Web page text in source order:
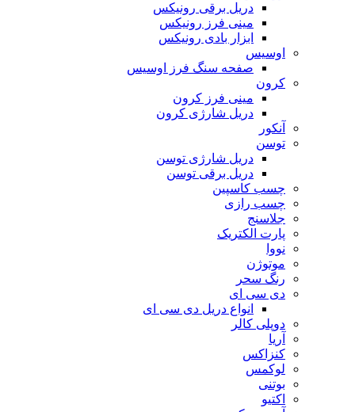
دریل برقی رونیکس
مینی فرز رونیکس
ابزار بادی رونیکس
اوسیس
صفحه سنگ فرز اوسیس
کرون
مینی فرز کرون
دریل شارژی کرون
آنکور
توسن
دریل شارژی توسن
دریل برقی توسن
چسب کاسپین
چسب رازی
جلاسنج
پارت الکتریک
نووا
موتوژن
رنگ سحر
دی سی ای
انواع دریل دی سی ای
دوپلی کالر
آریا
کنزاکس
لوکمس
بوتنی
اکتیو